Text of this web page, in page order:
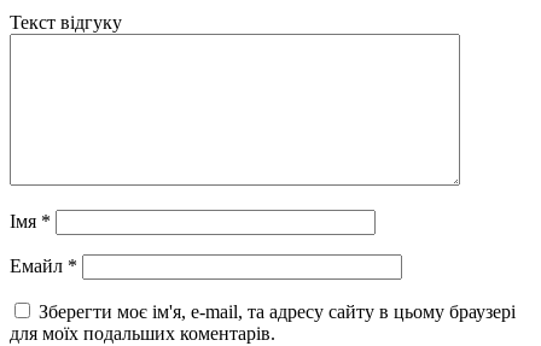
Текст відгуку
Імя *
Eмайл *
Зберегти моє ім'я, e-mail, та адресу сайту в цьому браузері
для моїх подальших коментарів.